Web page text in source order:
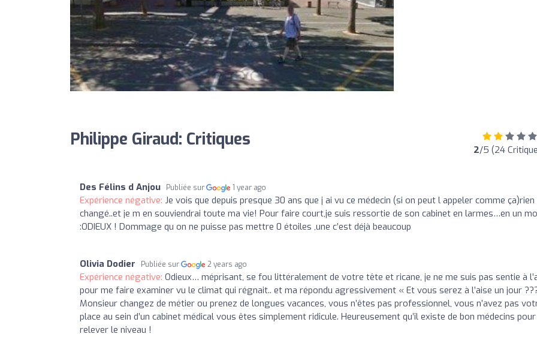
Philippe Giraud: Critiques 2/5 (24
Des Félins d Anjou Publiée sur 1 year ago
Expérience négative: Je vois que depuis presque 30 ans que j ai vu ce médecin (si on peut l appeler comme ça)rien
changé..et je m en souviendrai toute ma vie! Pour faire court,je suis ressortie de son cabinet en larmes…en un
:ODIEUX ! Dommage qu on ne puisse pas mettre 0 étoiles ,une c’est déjà beaucoup
Olivia Dodier Publiée sur 2 years ago
Expérience négative: Odieux… méprisant, se fou littéralement de votre tête et ricane, je ne me suis pas sentie à
pour me faire examiner vu le climat qui régnait.. et ma répondu agressivement « Et vous serez à l’aise un jour
Monsieur changez de métier ou prenez de longues vacances, vous n’êtes pas professionnel, vous n’avez pas
place au sein d’un cabinet médical vous êtes simplement ridicule. Heureusement qu’il existe de bon médecins pour
relever le niveau !